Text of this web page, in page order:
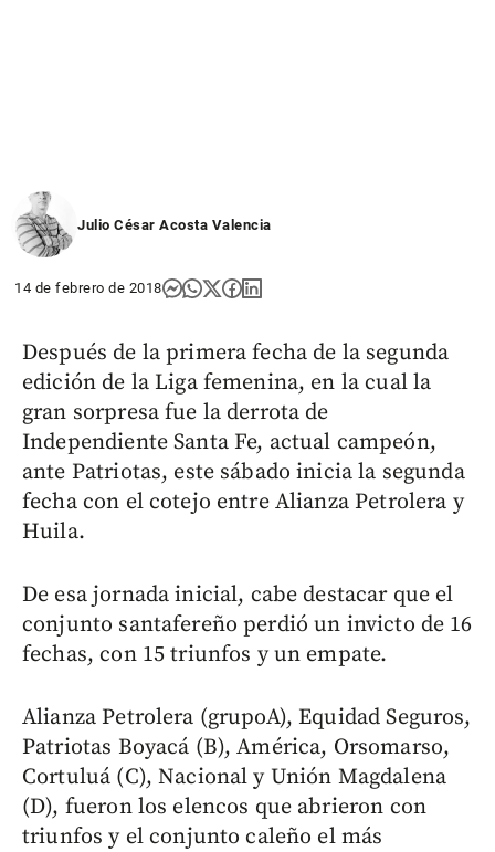
Julio César Acosta Valencia
14 de febrero de 2018
Después de la primera fecha de la segunda
edición de la Liga femenina, en la cual la
gran sorpresa fue la derrota de
Independiente Santa Fe, actual campeón,
ante Patriotas, este sábado inicia la segunda
fecha con el cotejo entre Alianza Petrolera y
Huila.
De esa jornada inicial, cabe destacar que el
conjunto santafereño perdió un invicto de 16
fechas, con 15 triunfos y un empate.
Alianza Petrolera (grupoA), Equidad Seguros,
Patriotas Boyacá (B), América, Orsomarso,
Cortuluá (C), Nacional y Unión Magdalena
(D), fueron los elencos que abrieron con
triunfos y el conjunto caleño el más